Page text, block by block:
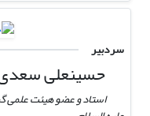
سردبیر
حسینعلی
استاد و عضو هیئت علمی